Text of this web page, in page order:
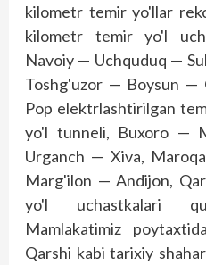
kilometr temir yo'llar
kilometr temir yo'l
Navoiy — Uchquduq —
Toshg'uzor — Boysun —
Pop elektrlashtirilgan
yo'l tunneli, Buxoro —
Urganch — Xiva,
Marg'ilon — Andijon,
yo'l uchastkalari
Mamlakatimiz
Qarshi kabi tarixiy